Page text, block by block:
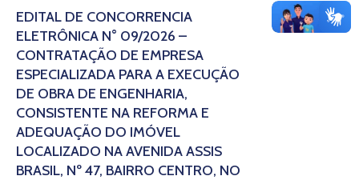
EDITAL DE CONCORRÊNCIA
ELETRÔNICA N° 09/2026 –
CONTRATAÇÃO DE EMPRESA
ESPECIALIZADA PARA A EXECUÇÃO
DE OBRA DE ENGENHARIA,
CONSISTENTE NA REFORMA E
ADEQUAÇÃO DO IMÓVEL
LOCALIZADO NA AVENIDA ASSIS
BRASIL, Nº 47, BAIRRO CENTRO, NO